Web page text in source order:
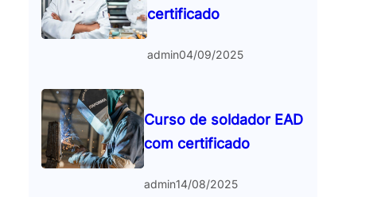
certificado
admin04/09/2025
Curso de soldador EAD
com certificado
admin14/08/2025